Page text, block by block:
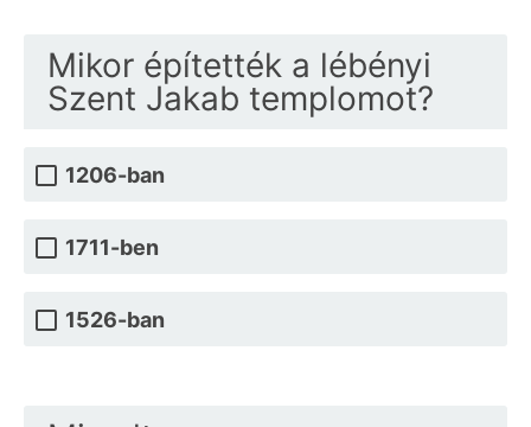
Mikor építették a lébényi
Szent Jakab templomot?
1206-ban
1711-ben
1526-ban